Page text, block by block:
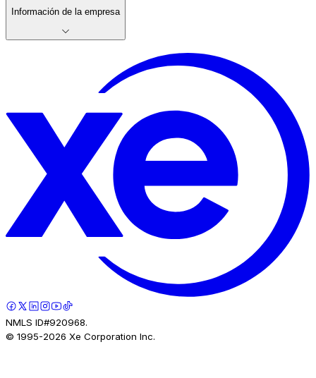
Información de la empresa
NMLS ID#920968.
© 1995-2026 Xe Corporation Inc.